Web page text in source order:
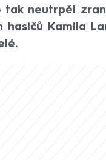
tak neutrpěl
hasičů Kamila